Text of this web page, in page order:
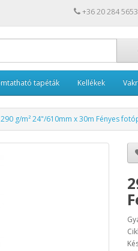
+36 20 284 5653
tapéták Kellékek
290 g/m² 24"/610mm x 30m Fényes